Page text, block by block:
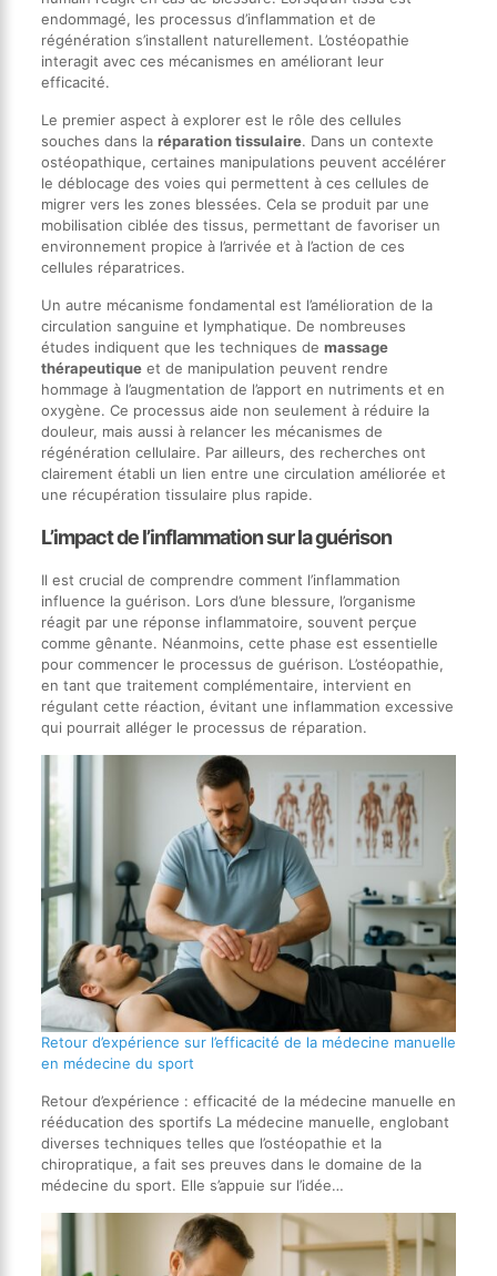
endommagé, les processus d’inflammation et de
régénération s’installent naturellement. L’ostéopathie
interagit avec ces mécanismes en améliorant leur
efficacité.
Le premier aspect à explorer est le rôle des cellules
souches dans la réparation tissulaire. Dans un contexte
ostéopathique, certaines manipulations peuvent accélérer
le déblocage des voies qui permettent à ces cellules de
migrer vers les zones blessées. Cela se produit par une
mobilisation ciblée des tissus, permettant de favoriser un
environnement propice à l’arrivée et à l’action de ces
cellules réparatrices.
Un autre mécanisme fondamental est l’amélioration de la
circulation sanguine et lymphatique. De nombreuses
études indiquent que les techniques de massage
thérapeutiqueet de manipulation peuvent rendre
hommage à l’augmentation de l’apport en nutriments et en
oxygène. Ce processus aide non seulement à réduire la
douleur, mais aussi à relancer les mécanismes de
régénération cellulaire. Par ailleurs, des recherches ont
clairement établi un lien entre une circulation améliorée et
une récupération tissulaire plus rapide.
L’impact de l’inflammation sur la guérison
Il est crucial de comprendre comment l’inflammation
influence la guérison. Lors d’une blessure, l’organisme
réagit par une réponse inflammatoire, souvent perçue
comme gênante. Néanmoins, cette phase est essentielle
pour commencer le processus de guérison. L’ostéopathie,
en tant que traitement complémentaire, intervient en
régulant cette réaction, évitant une inflammation excessive
qui pourrait alléger le processus de réparation.
Retour d’expérience sur l’efficacité de la médecine manuelle
en médecine du sport
Retour d’expérience : efficacité de la médecine manuelle en
rééducation des sportifs La médecine manuelle, englobant
diverses techniques telles que l’ostéopathie et la
chiropratique, a fait ses preuves dans le domaine de la
médecine du sport. Elle s’appuie sur l’idée…